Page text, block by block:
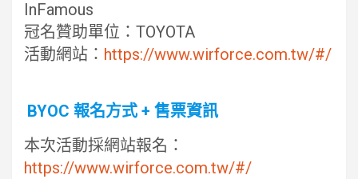
InFamous
冠名贊助單位：TOYOTA
活動網站： https://www.wirforce.com.tw/#/
BYOC 報名方式 + 售票資訊
本次活動採網站報名：
https://www.wirforce.com.tw/#/